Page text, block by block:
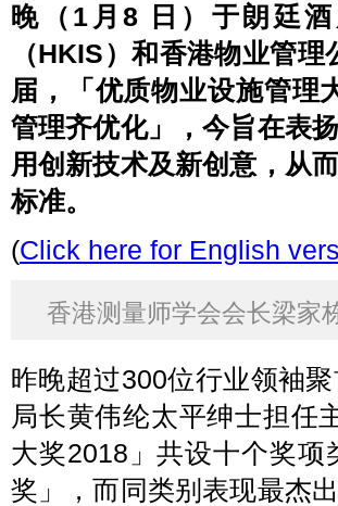
晚（1月8 日）于朗廷
（HKIS）和香港物业管
届，「优质物业设施管理
管理齐优化」，今旨在表
用创新技术及新创意，从
标准。
(Click here for English
香港测量师学会会长梁家
昨晚超过300位行业领袖
局长黄伟纶太平绅士担任
大奖2018」共设十个奖
奖」，而同类别表现最杰